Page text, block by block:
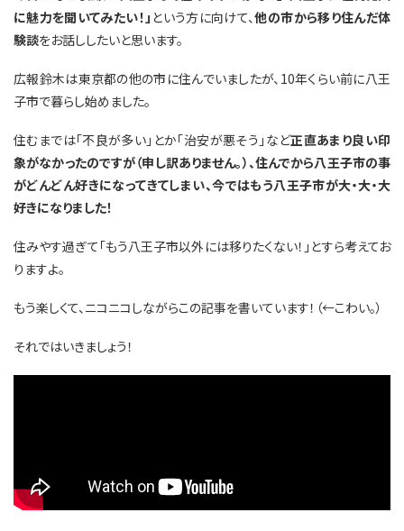
に魅力を聞いてみたい！」 という方に向けて、他の市から移り住んだ体
験談をお話ししたいと思います。
広報鈴木は東京都の他の市に住んでいましたが、10年くらい前に八王
子市で暮らし始めました。
住むまでは「不良が多い」とか「治安が悪そう」など正直あまり良い印
象がなかったのですが（申し訳ありません。）、住んでから八王子市の事
がどんどん好きになってきてしまい、今ではもう八王子市が大・大・大
好きになりました！
住みやす過ぎて「もう八王子市以外には移りたくない！」とすら考えてお
りますよ。
もう楽しくて、ニコニコしながらこの記事を書いています！（←こわい。）
それではいきましょう！